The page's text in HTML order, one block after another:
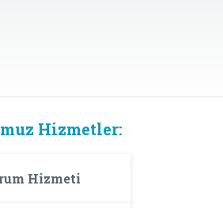
Hizmetler:
Hizmeti